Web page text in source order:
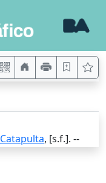
Catapulta, [s.f.]. --